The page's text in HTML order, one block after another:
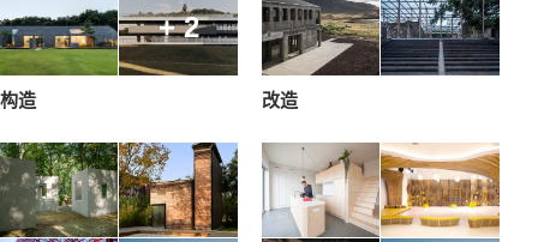
+ 2
构造 改造